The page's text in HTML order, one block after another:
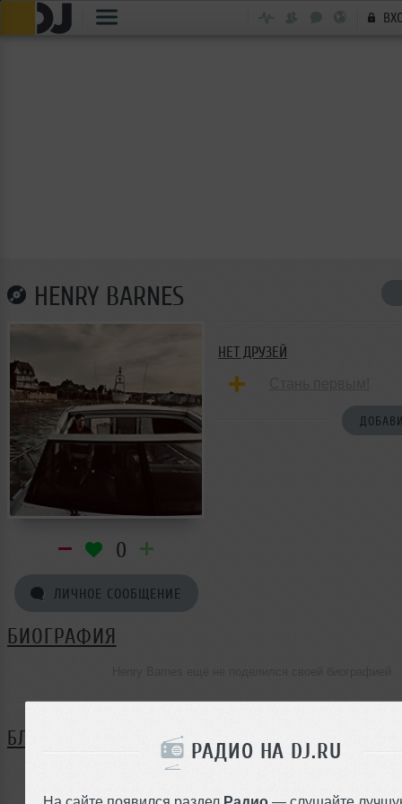
РАДИО НА DJ.RU
На сайте появился раздел Радио — слушайте
HENRY BARNES
0
ЛИЧНОЕ СООБЩЕНИЕ
НЕТ ДРУЗЕЙ
БИОГРАФИЯ
БЛОГ